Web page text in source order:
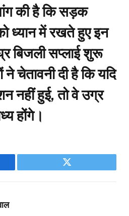
की है कि सड़क
ध्यान में रखते हुए इन
बिजली सप्लाई शुरू
ने चेतावनी दी है कि यदि
नहीं हुई, तो वे उग्र
होंगे।
Twitter